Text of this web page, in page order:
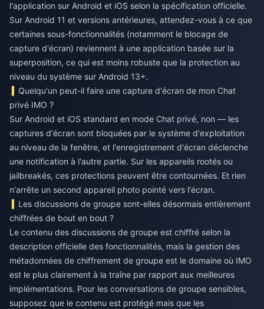
l'application sur Android et iOS selon la spécification officielle.
Sur Android 11 et versions antérieures, attendez-vous à ce que
certaines sous-fonctionnalités (notamment le blocage de
capture d'écran) reviennent à une application basée sur la
superposition, ce qui est moins robuste que la protection au
niveau du système sur Android 13+.
Quelqu'un peut-il faire une capture d'écran de mon Chat
privé IMO ?
Sur Android et iOS standard en mode Chat privé, non — les
captures d'écran sont bloquées par le système d'exploitation
au niveau de la fenêtre, et l'enregistrement d'écran déclenche
une notification à l'autre partie. Sur les appareils rootés ou
jailbreakés, ces protections peuvent être contournées. Et rien
n'arrête un second appareil photo pointé vers l'écran.
Les discussions de groupe sont-elles désormais entièrement
chiffrées de bout en bout ?
Le contenu des discussions de groupe est chiffré selon la
description officielle des fonctionnalités, mais la gestion des
métadonnées de chiffrement de groupe est le domaine où IMO
est le plus clairement à la traîne par rapport aux meilleures
implémentations. Pour les conversations de groupe sensibles,
supposez que le contenu est protégé mais que les